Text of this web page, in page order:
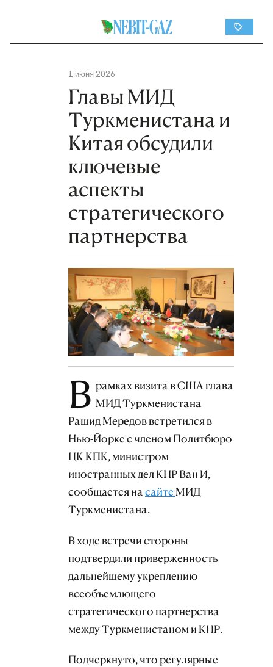
1 июня 2026
Главы МИД
Туркменистана и
Китая обсудили
ключевые
аспекты
стратегического
партнерства
В рамках визита в США глава
МИД Туркменистана
Рашид Мередов встретился в
Нью-Йорке с членом Политбюро
ЦК КПК, министром
иностранных дел КНР Ван И,
сообщается насайтеМИД
Туркменистана.
В ходе встречи стороны
подтвердили приверженность
дальнейшему укреплению
всеобъемлющего
стратегического партнерства
между Туркменистаном и КНР.
Подчеркнуто, что регулярные